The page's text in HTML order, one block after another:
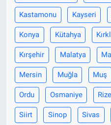
Kastamonu Kayseri
Konya Kütahya
Kırşehir Malatya
Mersin Muğla Muş
Ordu Osmaniye Rize
Siirt Sinop Sivas